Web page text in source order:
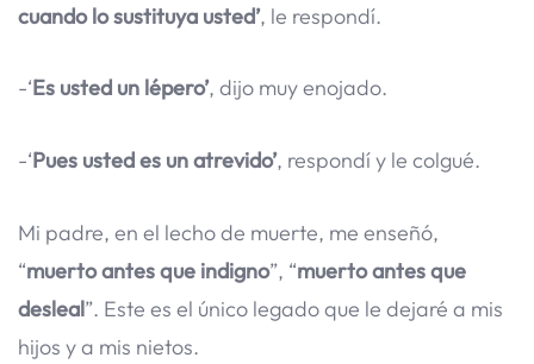
cuando lo sustituya usted’, le respondí.
-‘Es usted un lépero’, dijo muy enojado.
-‘Pues usted es un atrevido’, respondí y le colgué.
Mi padre, en el lecho de muerte, me enseñó,
“muerto antes que indigno”, “muerto antes que
desleal”. Este es el único legado que le dejaré a mis
hijos y a mis nietos.